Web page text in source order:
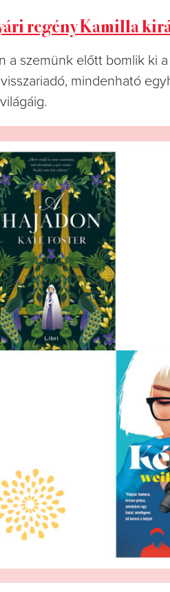
regény Kamilla
a szemünk előtt bomlik ki
mindenható